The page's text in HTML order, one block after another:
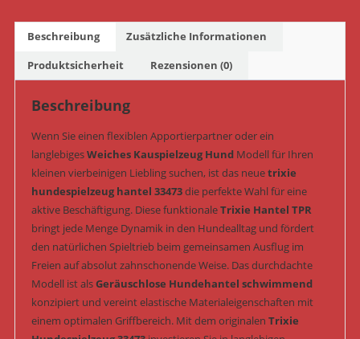
&
geräuschlos
cm
(Art.-
33473)
Menge
Beschreibung
Zusätzliche Informationen
Produktsicherheit
Rezensionen (0)
Beschreibung
Wenn Sie einen flexiblen Apportierpartner oder ein
langlebigesWeiches Kauspielzeug HundModell für Ihren
kleinen vierbeinigen Liebling suchen, ist das neuetrixie
hundespielzeug hantel 33473die perfekte Wahl für eine
aktive Beschäftigung. Diese funktionaleTrixie Hantel TPR
bringt jede Menge Dynamik in den Hundealltag und fördert
den natürlichen Spieltrieb beim gemeinsamen Ausflug im
Freien auf absolut zahnschonende Weise. Das durchdachte
Modell ist alsGeräuschlose Hundehantel schwimmend
konzipiert und vereint elastische Materialeigenschaften mit
einem optimalen Griffbereich. Mit dem originalen Trixie